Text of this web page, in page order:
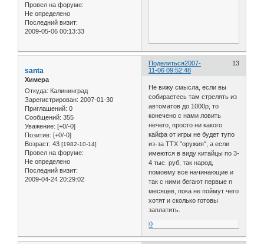
Провел на форуме:
Не определено
Последний визит:
2009-05-06 00:13:33
Поделиться 13
2007-
11-06 09:52:48
santa
Химера
Откуда: Калининград
Зарегистрирован: 2007-01-30
Приглашений: 0
Сообщений: 355
Уважение: [+0/-0]
Позитив: [+0/-0]
Возраст: 43 [1982-10-14]
Провел на форуме:
Не определено
Последний визит:
2009-04-24 20:29:02
Не вижу смысла, если вы
собираетесь там стрелять из
автоматов до 1000р, то
конечено с нами ловить
нечего, просто ни какого
кайфа от игры не будет тупо
из-за ТТХ "оружия", а если
имеются в виду китайцы по 3-
4 тыс. руб, так народ,
помоему все начинающие и
так с ними бегают первые n
месяцев, пока не поймут чего
хотят и сколько готовы
заплатить.
0